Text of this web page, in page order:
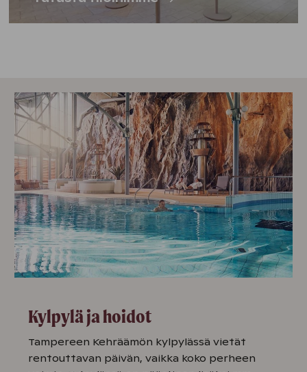
Kylpylä ja hoidot
Tampereen Kehräämön kylpylässä vietät
rentouttavan päivän, vaikka koko perheen